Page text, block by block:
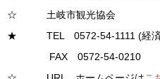
☆ 土岐市観光協会
★ TEL 0572-54-1111 (経済環
FAX 0572-54-0210